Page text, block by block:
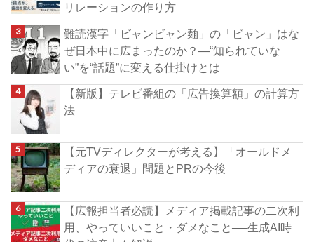
リレーションの作り方
難読漢字「ビャンビャン麺」の「ビャン」はな
ぜ日本中に広まったのか？―“知られていな
い”を“話題”に変える仕掛けとは
【新版】テレビ番組の「広告換算額」の計算方
法
【元TVディレクターが考える】「オールドメ
ディアの衰退」問題とPRの今後
【広報担当者必読】メディア掲載記事の二次利
用、やっていいこと・ダメなこと──生成AI時